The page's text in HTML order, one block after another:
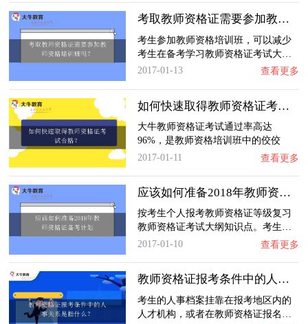
考取教师资格证需要参加教师资格培训班吗？
考生参加教师资格培训班，可以减少
考生在备考学习教师资格证考试大…
2017-01-13
查看更多
如何快速取得教师资格证考试合格？
大牛教师资格证考试通过率高达
96%，是教师资格培训班中的佼佼
者。…
2017-01-11 查看更多
应该如何准备2018年教师资格证备考计划
按考生个人报考教师资格证等级复习
教师资格证考试大纲知识点。考生…
2017-01-10
查看更多
教师资格证报考条件中的人事关系是指什么？
考生的人事档案挂靠在报考地区内的
人才机构，或者在教师资格证报名…